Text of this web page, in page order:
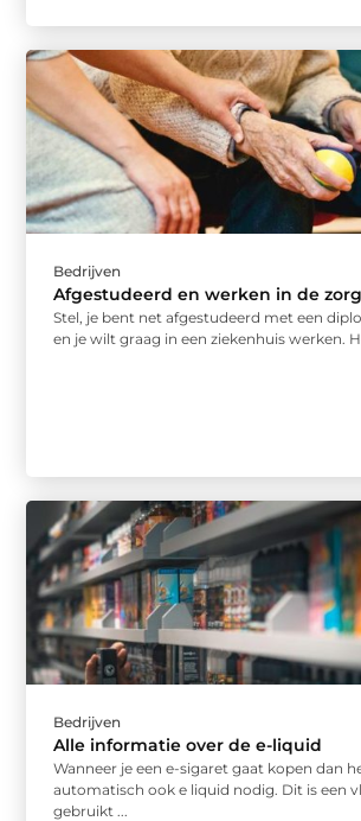
Bedrijven
Afgestudeerd en werken in de
Stel, je bent net afgestudeerd met een
en je wilt graag in een ziekenhuis werken.
Bedrijven
Alle informatie over de e-liquid
Wanneer je een e-sigaret gaat kopen dan
automatisch ook e liquid nodig. Dit is een
gebruikt ...